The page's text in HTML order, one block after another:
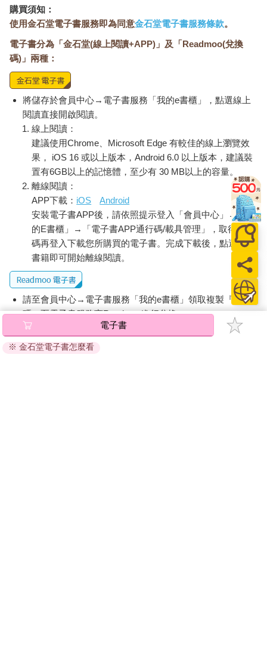
購買須知：
使用金石堂電子書服務即為同意金石堂電子書服務條款。
電子書分為「金石堂(線上閱讀+APP)」及「Readmoo(兌換
碼)」兩種：
將儲存於會員中心→電子書服務「我的e書櫃」，點選線上
閱讀直接開啟閱讀。
線上閱讀：
建議使用Chrome、Microsoft Edge 有較佳的線上瀏覽效
果， iOS 16 或以上版本，Android 6.0 以上版本，建議裝
置有6GB以上的記憶體，至少有 30 MB以上的容量。
離線閱讀：
APP下載： iOS
Android
安裝電子書APP後，請依照提示登入「會員中心」→「我
的E書櫃」→「電子書APP通行碼/載具管理」，取得通行
碼再登入下載您所購買的電子書。完成下載後，點選任一
書籍即可開始離線閱讀。
請至會員中心→電子書服務「我的e書櫃」領取複製『兌換
碼』至電子書服務商Readmoo進行兌換。
退換貨須知：
因版權保護，您在金石堂所購買的電子書僅能以金石堂專屬
電子書
※ 金石堂電子書怎麼看